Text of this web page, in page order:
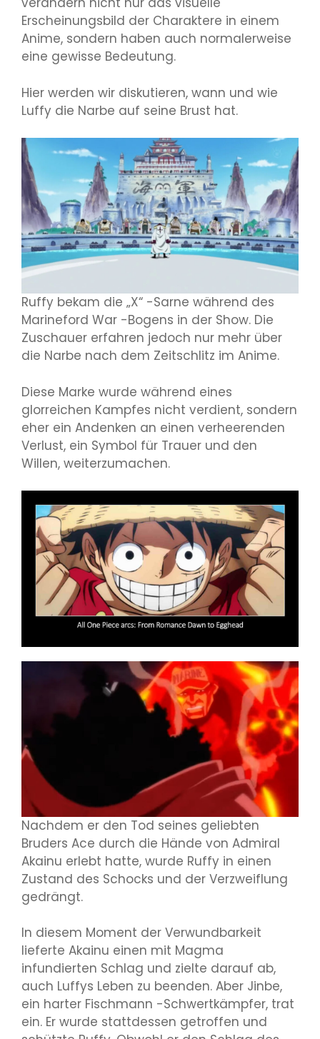
Erscheinungsbild der Charaktere in einem
Anime, sondern haben auch normalerweise
eine gewisse Bedeutung.
Hier werden wir diskutieren, wann und wie
Luffy die Narbe auf seine Brust hat.
Ruffy bekam die „X“ -Sarne während des
Marineford War -Bogens in der Show. Die
Zuschauer erfahren jedoch nur mehr über
die Narbe nach dem Zeitschlitz im Anime.
Diese Marke wurde während eines
glorreichen Kampfes nicht verdient, sondern
eher ein Andenken an einen verheerenden
Verlust, ein Symbol für Trauer und den
Willen, weiterzumachen.
Nachdem er den Tod seines geliebten
Bruders Ace durch die Hände von Admiral
Akainu erlebt hatte, wurde Ruffy in einen
Zustand des Schocks und der Verzweiflung
gedrängt.
In diesem Moment der Verwundbarkeit
lieferte Akainu einen mit Magma
infundierten Schlag und zielte darauf ab,
auch Luffys Leben zu beenden. Aber Jinbe,
ein harter Fischmann -Schwertkämpfer, trat
ein. Er wurde stattdessen getroffen und